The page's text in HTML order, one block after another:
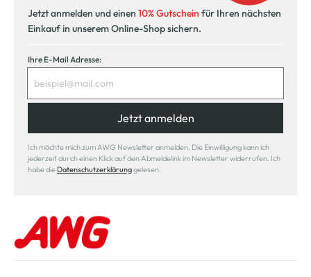
Jetzt anmelden und einen 10% Gutschein für Ihren nächsten
Einkauf in unserem Online-Shop sichern.
Ihre E-Mail Adresse:
Jetzt anmelden
Ich möchte mich zum AWG Newsletter anmelden. Die Einwilligung kann ich
jederzeit durch einen Klick auf den Abmeldelink im Newsletter widerrufen. Ich
habe die Datenschutzerklärunggelesen.